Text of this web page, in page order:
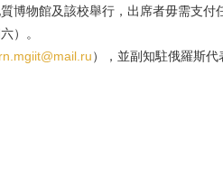
博物館及該校舉行，出席者毋需支
）。
），並副知駐俄羅斯代